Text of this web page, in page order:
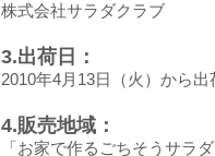
株式会社サラダクラブ
3.出荷日：
2010年4月13日（火）から出
4.販売地域：
「お家で作るごちそうサラ